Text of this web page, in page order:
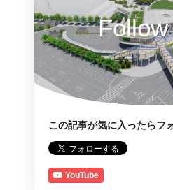
この記事が気に入ったらフ
YouTube